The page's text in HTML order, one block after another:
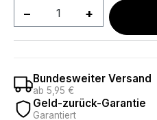
Produkt Anzahl:
Bundesweiter Versand
ab 5,95 €
Geld-zurück-Garantie
Garantiert